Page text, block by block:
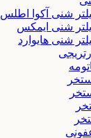
شنی آکوا اطلس
شنی ایمکس
شنی هایوارد